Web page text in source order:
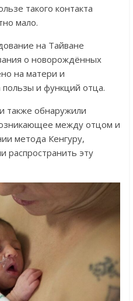
такого контакта
мало.
на Тайване
о новорождённых
на матери и
и функций отца.
также обнаружили
между отцом и
метода Кенгуру,
распространить эту